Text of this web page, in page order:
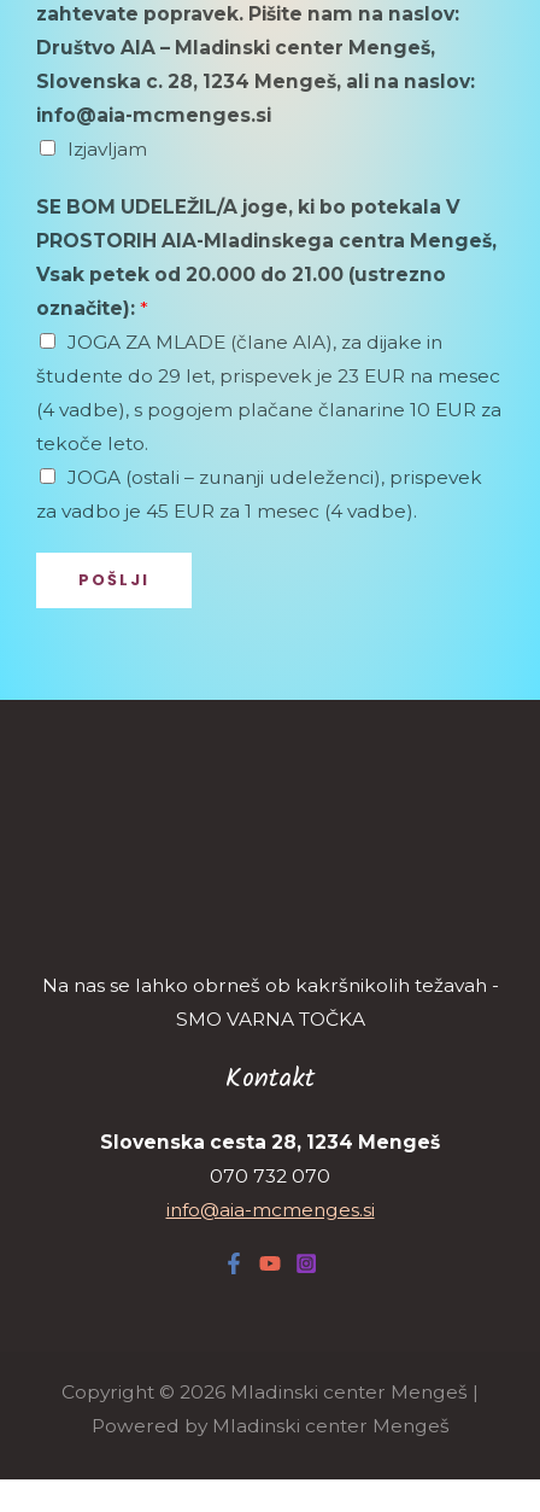
zahtevate popravek. Pišite nam na naslov:
Društvo AIA – Mladinski center Mengeš,
Slovenska c. 28, 1234 Mengeš, ali na naslov:
info@aia-mcmenges.si
Izjavljam
SE BOM UDELEŽIL/A joge, ki bo potekala V
PROSTORIH AIA-Mladinskega centra Mengeš,
Vsak petek od 20.000 do 21.00 (ustrezno
označite): *
JOGA ZA MLADE (člane AIA), za dijake in
študente do 29 let, prispevek je 23 EUR na mesec
(4 vadbe), s pogojem plačane članarine 10 EUR za
tekoče leto.
JOGA (ostali – zunanji udeleženci), prispevek
za vadbo je 45 EUR za 1 mesec (4 vadbe).
POŠLJI
Na nas se lahko obrneš ob kakršnikolih težavah -
SMO VARNA TOČKA
Kontakt
Slovenska cesta 28, 1234 Mengeš
070 732 070
info@aia-mcmenges.si
Copyright © 2026 Mladinski center Mengeš |
Powered by Mladinski center Mengeš